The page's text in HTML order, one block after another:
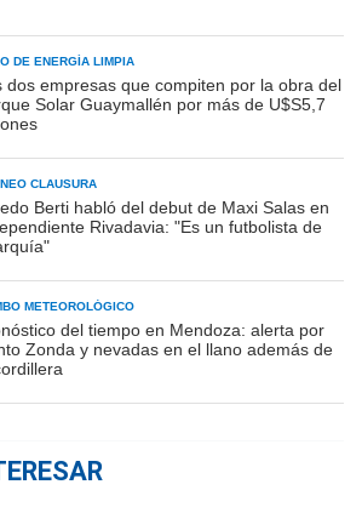
DE ENERGÍA LIMPIA
dos empresas que compiten por la obra del
Solar Guaymallén por más de U$S5,7
CLAUSURA
Berti habló del debut de Maxi Salas en
Rivadavia: "Es un futbolista de
METEOROLÓGICO
del tiempo en Mendoza: alerta por
Zonda y nevadas en el llano además de